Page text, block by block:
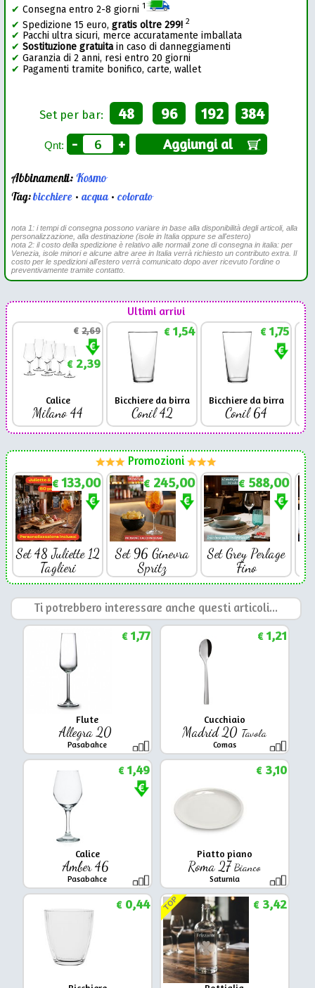
✔ Consegna entro 2-8 giorni 1
✔ Spedizione 15 euro,gratis oltre 299! 2
✔ Pacchi ultra sicuri, merce accuratamente imballata
✔ Sostituzione gratuitain caso di danneggiamenti
✔ Garanzia di 2 anni, resi entro 20 giorni
✔ Pagamenti tramite bonifico, carte, wallet
Set per bar: 48 96 192 384
Qnt: - + Aggiungi al
Abbinamenti:Kosmo
Tag:bicchiere •acqua•colorato
nota 1: i tempi di consegna possono variare in base alla disponibilità degli articoli, alla
personalizzazione, alla destinazione (isole in Italia oppure se all'estero)
nota 2: il costo della spedizione è relativo alle normali zone di consegna in italia: per
Venezia, isole minori e alcune altre aree in Italia verrà richiesto un contributo extra. Il
costo per le spedizioni all'estero verrà comunicato dopo aver ricevuto l'ordine o
preventivamente tramite contatto.
Ultimi arrivi
€2,69
€2,39
Calice
Milano 44
€1,54
Bicchiere da birra
Conil 42
€1,75
Bicchiere da birra
Conil 64
Promozioni
€ 133,00
Set 48 Juliette 12
Taglieri
€ 245,00
Set 96 Ginevra
Spritz
€ 588,00
Set Grey Perlage
Fino
Ti potrebbero interessare anche questi articoli...
Flute
Allegra 20
Pasabahce
€1,77
Cucchiaio
Madrid 20 Tavola
Comas
€1,21
Calice
Amber 46
Pasabahce
€1,49
Piatto piano
Roma 27Bianco
Saturnia
€3,10
€0,44 TOP €3,42